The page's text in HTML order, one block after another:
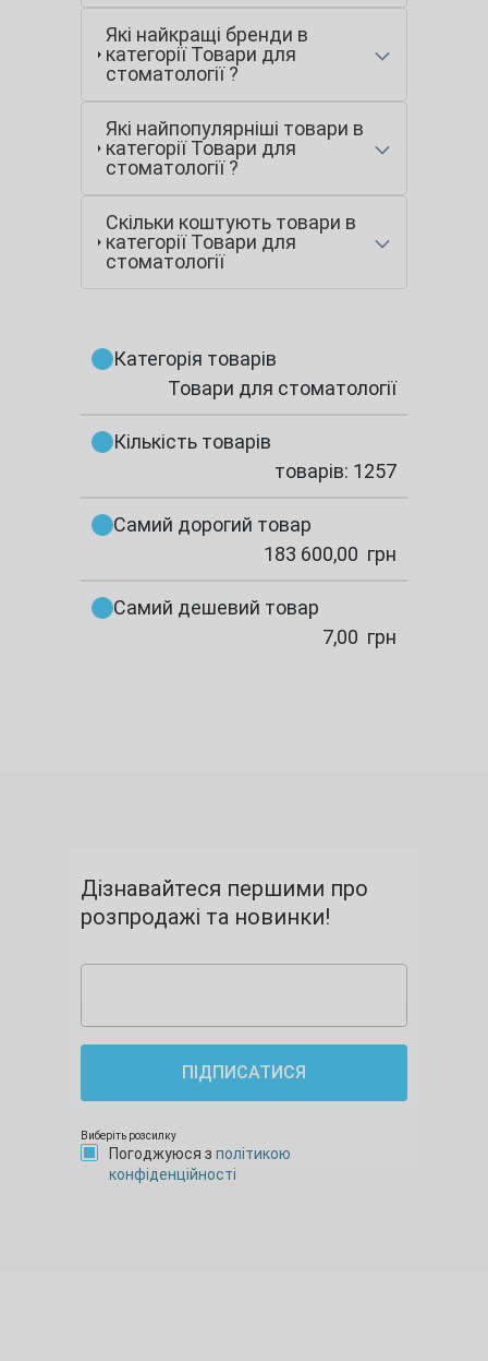
Які найкращі бренди в
категорії Товари для
стоматології ?
Які найпопулярніші товари в
категорії Товари для
стоматології ?
Скільки коштують товари в
категорії Товари для
стоматології
Категорія товарів
Товари для стоматології
Кількість товарів
товарів: 1257
Самий дорогий товар
183 600,00 грн
Самий дешевий товар
7,00 грн
Дізнавайтеся першими про
розпродажі та новинки!
ПІДПИСАТИСЯ
Виберіть розсилку
Погоджуюся з політикою
конфіденційності